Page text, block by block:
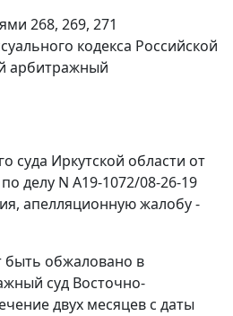
268, 269, 271
кодекса Российской
арбитражный
суда Иркутской области от
делу N А19-1072/08-26-19
апелляционную жалобу -
быть обжаловано в
суд Восточно-
двух месяцев с даты